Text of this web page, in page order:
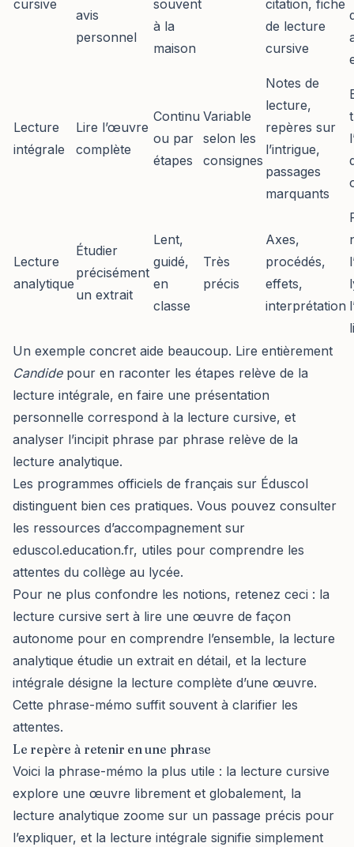
cursive
avis
personnel
souvent
à la
maison
citation, fiche
de lecture
cursive
Lecture
intégrale
Lire l’œuvre
complète
Continu
ou par
étapes
Variable
selon les
consignes
Notes de
lecture,
repères sur
l’intrigue,
passages
marquants
Lecture
analytique
Étudier
précisément
un extrait
Lent,
guidé,
en
classe
Très
précis
Axes,
procédés,
effets,
interprétation
Un exemple concret aide beaucoup. Lire entièrement
Candidepour en raconter les étapes relève de la
lecture intégrale, en faire une présentation
personnelle correspond à la lecture cursive, et
analyser l’incipit phrase par phrase relève de la
lecture analytique.
Les programmes officiels de français sur Éduscol
distinguent bien ces pratiques. Vous pouvez consulter
les ressources d’accompagnement sur
eduscol.education.fr, utiles pour comprendre les
attentes du collège au lycée.
Pour ne plus confondre les notions, retenez ceci : la
lecture cursive sert à lire une œuvre de façon
autonome pour en comprendre l’ensemble, la lecture
analytique étudie un extrait en détail, et la lecture
intégrale désigne la lecture complète d’une œuvre.
Cette phrase-mémo suffit souvent à clarifier les
attentes.
Le repère à retenir en une phrase
Voici la phrase-mémo la plus utile : la lecture cursive
explore une œuvre librement et globalement, la
lecture analytique zoome sur un passage précis pour
l’expliquer, et la lecture intégrale signifie simplement